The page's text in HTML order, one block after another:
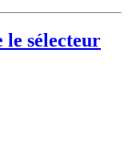
sélecteur